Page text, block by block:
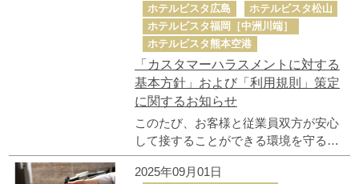
ホテルビスタ広島
ホテルビスタ松山
ホテルビスタ福岡［中洲川端］
ホテルビスタ熊本空港
「カスタマーハラスメントに対する
基本方針」および「利用規則」策定
に関するお知らせ
このたび、お客様と従業員双方が安心
して接することができる環境を守るた
め、「カスタマーハラスメントに対す
る基本方針」および「利用規則」を策
2025年09月01日